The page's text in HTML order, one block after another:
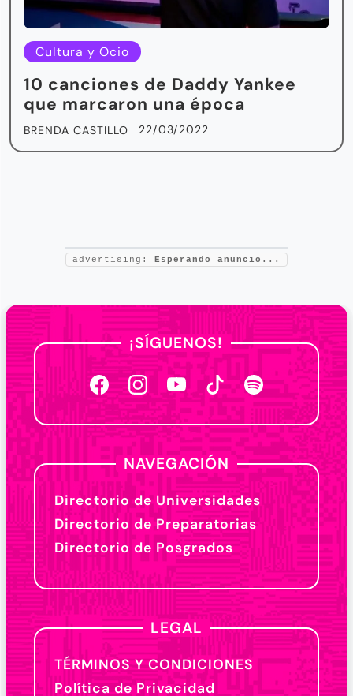
Cultura y Ocio
10 canciones de Daddy Yankee
que marcaron una época
BRENDA CASTILLO 22/03/2022
advertising: Esperando anuncio...
¡SÍGUENOS!
NAVEGACIÓN
Directorio de Universidades
Directorio de Preparatorias
Directorio de Posgrados
LEGAL
TÉRMINOS Y CONDICIONES
Política de Privacidad